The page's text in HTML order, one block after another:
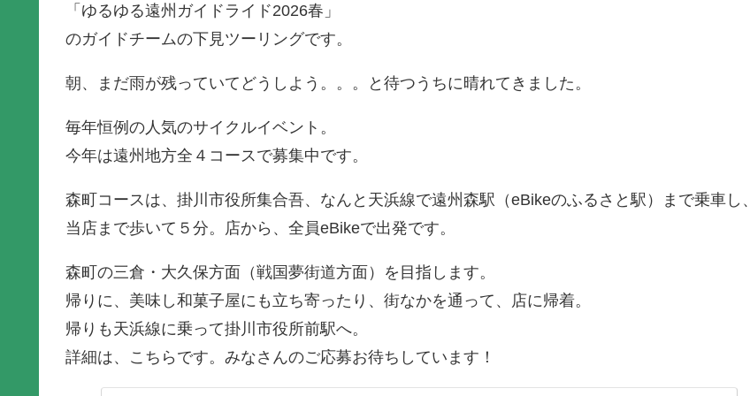
「ゆるゆる遠州ガイドライド2026春」
のガイドチームの下見ツーリングです。
朝、まだ雨が残っていてどうしよう。。。と待つうちに晴れてきました。
毎年恒例の人気のサイクルイベント。
今年は遠州地方全４コースで募集中です。
森町コースは、掛川市役所集合吾、なんと天浜線で遠州森駅（eBikeのふるさと駅）まで乗車し、
当店まで歩いて５分。店から、全員eBikeで出発です。
森町の三倉・大久保方面（戦国夢街道方面）を目指します。
帰りに、美味し和菓子屋にも立ち寄ったり、街なかを通って、店に帰着。
帰りも天浜線に乗って掛川市役所前駅へ。
詳細は、こちらです。みなさんのご応募お待ちしています！